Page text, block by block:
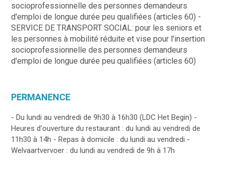
socioprofessionnelle des personnes demandeurs
d'emploi de longue durée peu qualifiées (articles 60) -
SERVICE DE TRANSPORT SOCIAL: pour les seniors et
les personnes à mobilité réduite et vise pour l'insertion
socioprofessionnelle des personnes demandeurs
d'emploi de longue durée peu qualifiées (articles 60)
PERMANENCE
- Du lundi au vendredi de 9h30 à 16h30 (LDC Het Begin) -
Heures d'ouverture du restaurant : du lundi au vendredi de
11h30 à 14h - Repas à domicile : du lundi au vendredi -
Welvaartvervoer : du lundi au vendredi de 9h à 17h